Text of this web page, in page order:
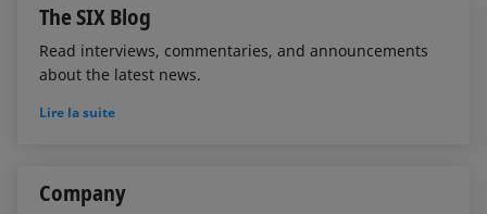
The SIX Blog
Read interviews, commentaries, and announcements
about the latest news.
Lire la suite
Company